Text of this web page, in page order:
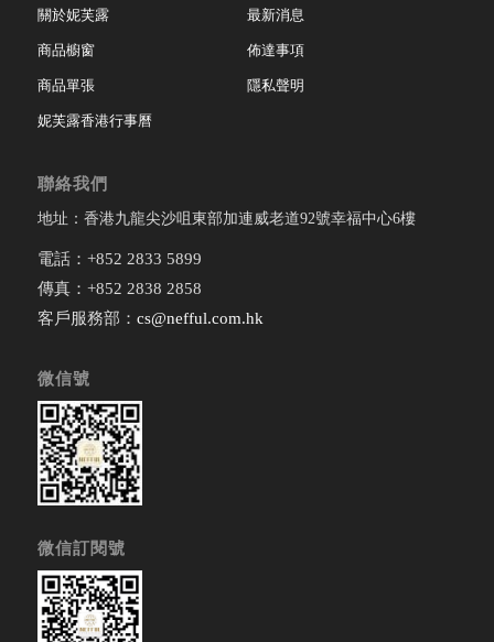
關於妮芙露
商品櫥窗
商品單張
妮芙露香港行事曆
最新消息
佈達事項
隱私聲明
聯絡我們
地址：香港九龍尖沙咀東部加連威老道92號幸福中心6樓
電話：+852 2833 5899
傳真：+852 2838 2858
客戶服務部： cs@nefful.com.hk
微信號
微信訂閱號